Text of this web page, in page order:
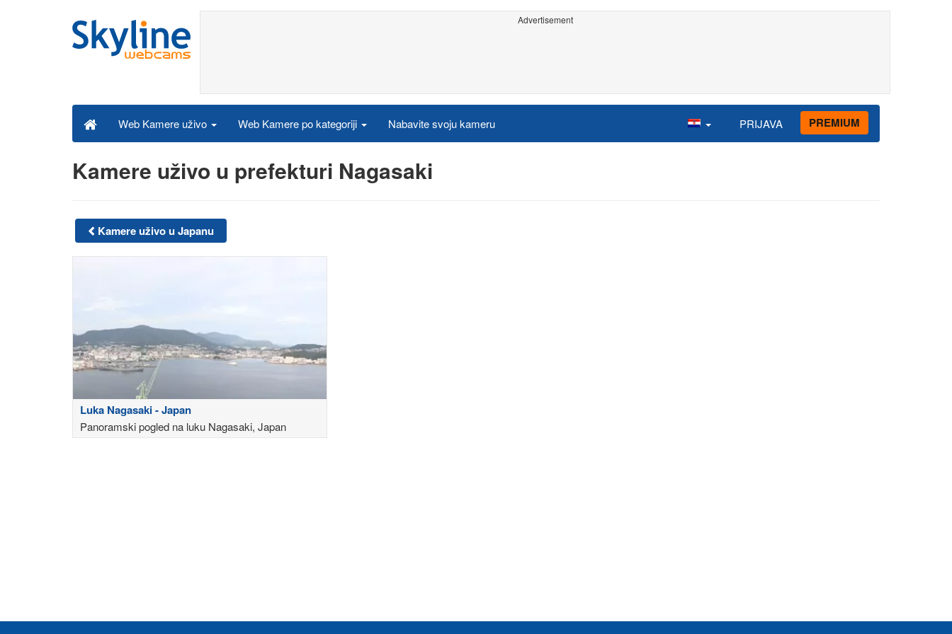
Advertisement
Web Kamere uživo Web Kamere po kategoriji Nabavite svoju kameru PRIJAVA PREMIUM
Kamere uživo u prefekturi Nagasaki
Kamere uživo u Japanu
Luka Nagasaki - Japan
Panoramski pogled na luku Nagasaki, Japan